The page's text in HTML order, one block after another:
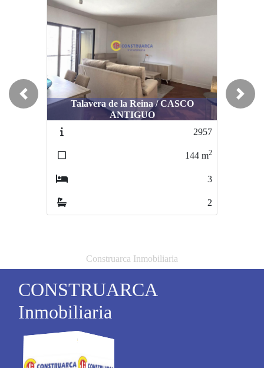
Talavera de la Reina / CASCO
ANTIGUO
m2
Talavera de la Reina / CASCO
ANTIGUO
Previous Next
Construarca Inmobiliaria
CONSTRUARCA
Inmobiliaria